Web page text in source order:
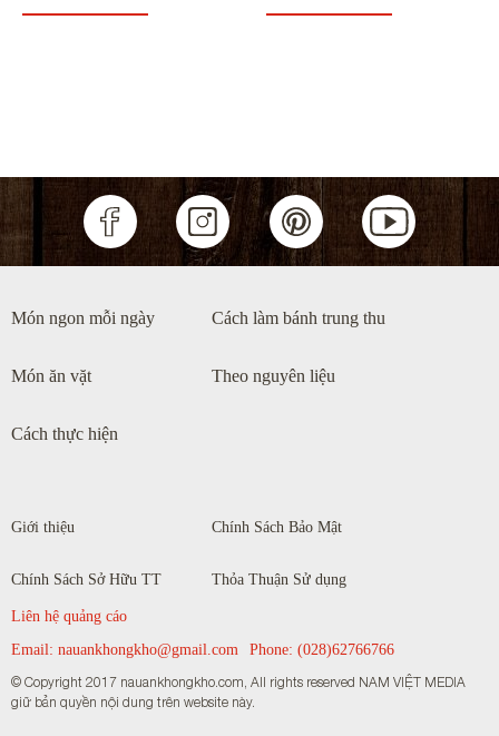
Món ngon mỗi ngày Cách làm bánh trung thu
Món ăn vặt Theo nguyên liệu
Cách thực hiện
Giới thiệu Chính Sách Bảo Mật
Chính Sách Sở Hữu TT Thỏa Thuận Sử dụng
Liên hệ quảng cáo
Email: nauankhongkho@gmail.com Phone: (028)62766766
© Copyright 2017 nauankhongkho.com, All rights reserved NAM VIỆT MEDIA
giữ bản quyền nội dung trên website này.